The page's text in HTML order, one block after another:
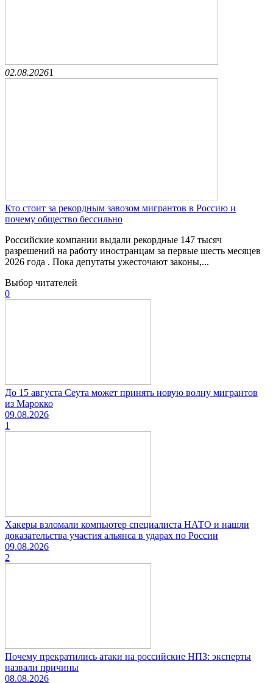
02.08.20261
Кто стоит за рекордным завозом мигрантов в Россию и
почему общество бессильно
Российские компании выдали рекордные 147 тысяч
разрешений на работу иностранцам за первые шесть месяцев
2026 года . Пока депутаты ужесточают законы,...
Выбор читателей
0
До 15 августа Сеута может принять новую волну мигрантов
из Марокко
09.08.2026
1
Хакеры взломали компьютер специалиста НАТО и нашли
доказательства участия альянса в ударах по России
09.08.2026
2
Почему прекратились атаки на российские НПЗ: эксперты
назвали причины
08.08.2026